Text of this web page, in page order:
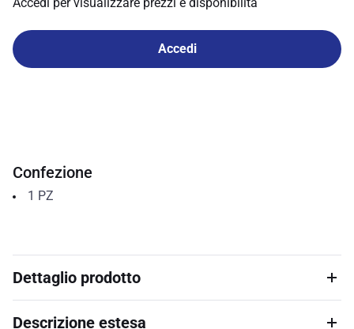
Accedi
Confezione
1 PZ
Dettaglio prodotto
Descrizione estesa